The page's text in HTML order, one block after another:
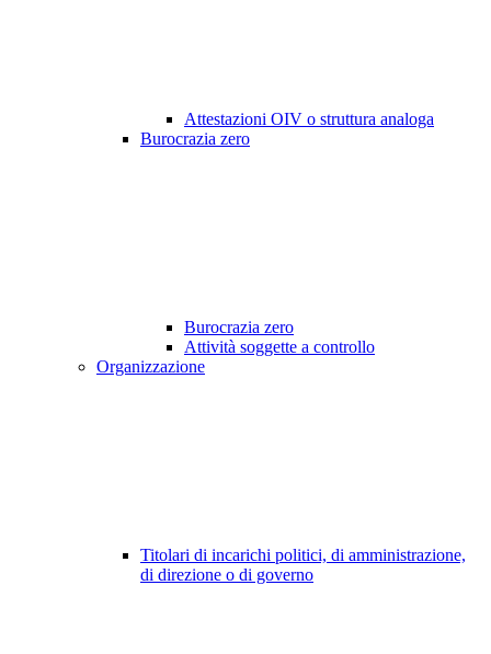
Attestazioni OIV o struttura analoga
Burocrazia zero
Burocrazia zero
Attività soggette a controllo
Organizzazione
Titolari di incarichi politici, di amministrazione,
di direzione o di governo